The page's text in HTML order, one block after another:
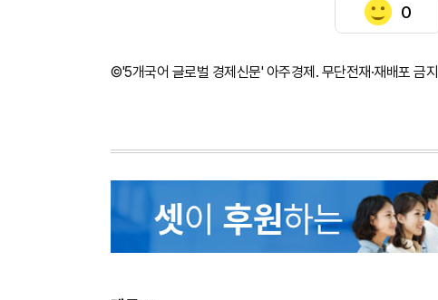
0
©'5개국어 글로벌 경제신문' 아주경제. 무단전재·재배포 금지